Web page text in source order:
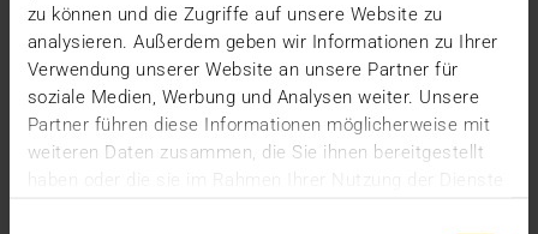
zu können und die Zugriffe auf unsere Website zu
analysieren. Außerdem geben wir Informationen zu Ihrer
Verwendung unserer Website an unsere Partner für
soziale Medien, Werbung und Analysen weiter. Unsere
Partner führen diese Informationen möglicherweise mit
weiteren Daten zusammen, die Sie ihnen bereitgestellt
haben oder die sie im Rahmen Ihrer Nutzung der Dienste